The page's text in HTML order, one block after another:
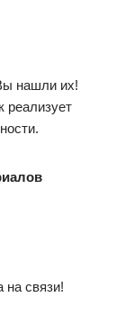
нашли их!
реализует
на связи!